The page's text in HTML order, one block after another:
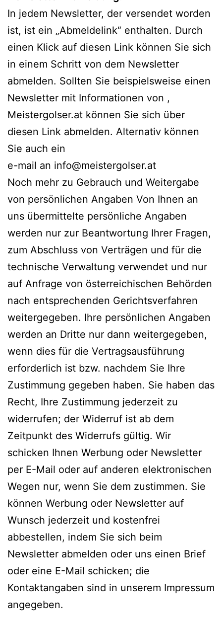
In jedem Newsletter, der versendet worden
ist, ist ein „Abmeldelink“ enthalten. Durch
einen Klick auf diesen Link können Sie sich
in einem Schritt von dem Newsletter
abmelden. Sollten Sie beispielsweise einen
Newsletter mit Informationen von ,
Meistergolser.at können Sie sich über
diesen Link abmelden. Alternativ können
Sie auch ein
e-mail an info@meistergolser.at
Noch mehr zu Gebrauch und Weitergabe
von persönlichen Angaben Von Ihnen an
uns übermittelte persönliche Angaben
werden nur zur Beantwortung Ihrer Fragen,
zum Abschluss von Verträgen und für die
technische Verwaltung verwendet und nur
auf Anfrage von österreichischen Behörden
nach entsprechenden Gerichtsverfahren
weitergegeben. Ihre persönlichen Angaben
werden an Dritte nur dann weitergegeben,
wenn dies für die Vertragsausführung
erforderlich ist bzw. nachdem Sie Ihre
Zustimmung gegeben haben. Sie haben das
Recht, Ihre Zustimmung jederzeit zu
widerrufen; der Widerruf ist ab dem
Zeitpunkt des Widerrufs gültig. Wir
schicken Ihnen Werbung oder Newsletter
per E-Mail oder auf anderen elektronischen
Wegen nur, wenn Sie dem zustimmen. Sie
können Werbung oder Newsletter auf
Wunsch jederzeit und kostenfrei
abbestellen, indem Sie sich beim
Newsletter abmelden oder uns einen Brief
oder eine E-Mail schicken; die
Kontaktangaben sind in unserem Impressum
angegeben.